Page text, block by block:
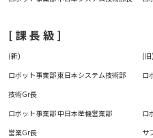
[ 課 長 級 ]
(新) (旧)
ロボット事業部 東日本システム技術部
技術Gr長
ロ
ロボット事業部 中日本産機営業部
営業Gr長
ロ
サ